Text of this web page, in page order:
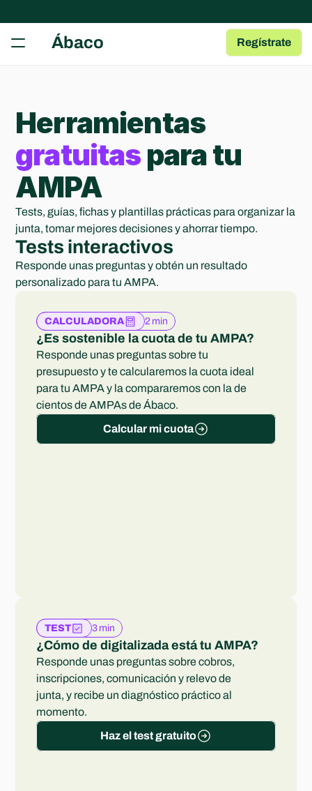
Ábaco Herramientas gratuitas
Centro de Ayuda
Blog
COMMUNITY
Join
Events
Experts
Regístrate
Herramientas
gratuitaspara tu
AMPA
Tests, guías, fichas y plantillas prácticas para organizar la
junta, tomar mejores decisiones y ahorrar tiempo.
Tests interactivos
Responde unas preguntas y obtén un resultado
personalizado para tu AMPA.
CALCULADORA 2 min
¿Es sostenible la cuota de tu AMPA?
Responde unas preguntas sobre tu
presupuesto y te calcularemos la cuota ideal
para tu AMPA y la compararemos con la de
cientos de AMPAs de Ábaco.
Calcular mi cuota
TEST 3 min
¿Cómo de digitalizada está tu AMPA?
Responde unas preguntas sobre cobros,
inscripciones, comunicación y relevo de
junta, y recibe un diagnóstico práctico al
momento.
Haz el test gratuito